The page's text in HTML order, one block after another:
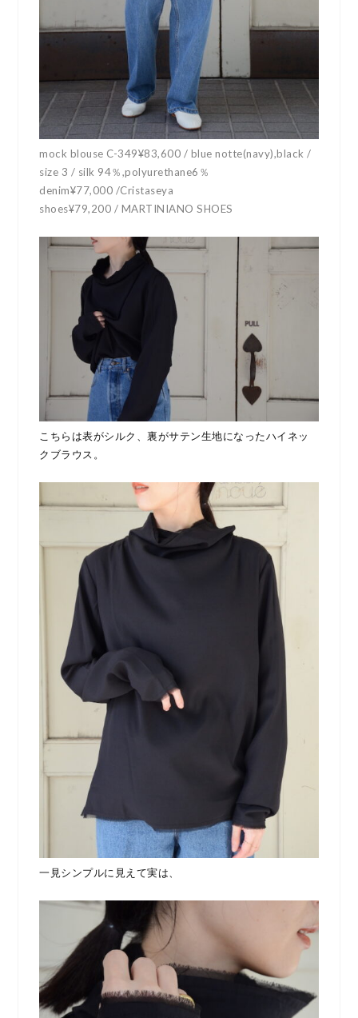
mock blouse C-349¥83,600 / blue notte(navy),black /
size 3 / silk 94％,polyurethane6％
denim¥77,000 /Cristaseya
shoes¥79,200 / MARTINIANO SHOES
こちらは表がシルク、裏がサテン生地になったハイネッ
クブラウス。
一見シンプルに見えて実は、